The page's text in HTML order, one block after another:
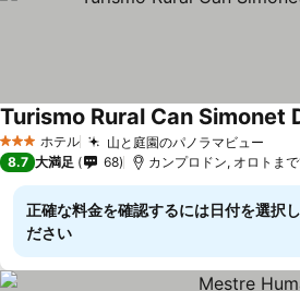
3 ホテルのランク
ホテル 山と庭園のパノラマビュー
Turismo Rural Can Simonet
8.7 大満足 68 カンプロドン, オロトま
正確な料金を確認するには日付を選択
ださい